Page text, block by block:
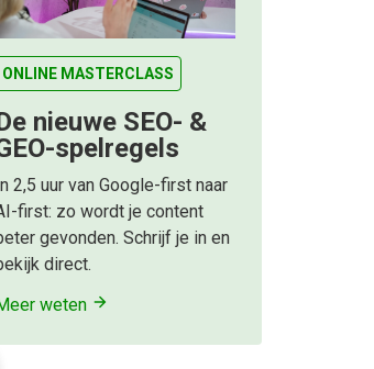
ONLINE MASTERCLASS
nieuwe SEO- &
spelregels
2,5 uur van Google-first naar
first: zo wordt je content
gevonden. Schrijf je in en
direct.
weten